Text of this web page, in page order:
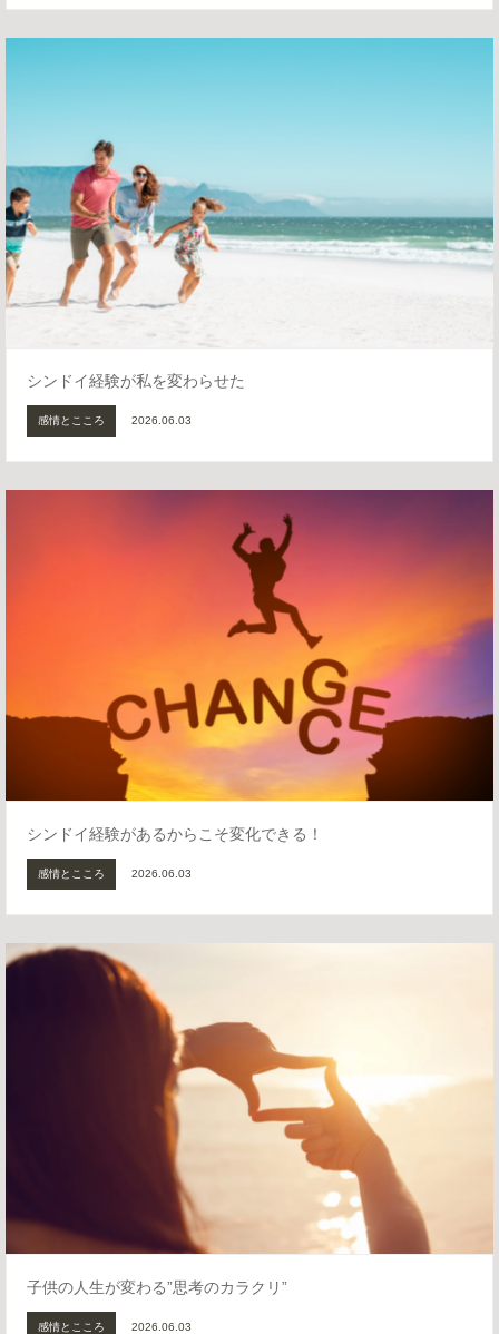
シンドイ経験が私を変わらせた
感情とこころ 2026.06.03
シンドイ経験があるからこそ変化できる！
感情とこころ 2026.06.03
子供の人生が変わる”思考のカラクリ”
感情とこころ 2026.06.03